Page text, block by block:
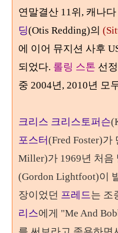
연말결산 11위, 캐나
딩(Otis Redding)의
에 이어 뮤지션 사후
되었다. 롤링 스톤 선
중 2004년, 2010년 모
크리스 크리스토퍼슨
포스터(Fred Foster)가
Miller)가 1969년 처음
(Gordon Lightfoot)이
장이었던 프레드는 조
리스에게 "Me And